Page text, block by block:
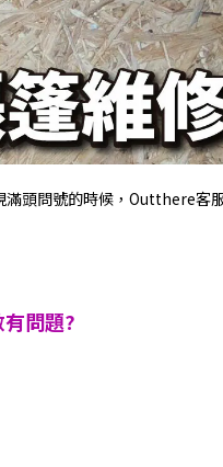
頭問號的時候，Outthere客
問題?